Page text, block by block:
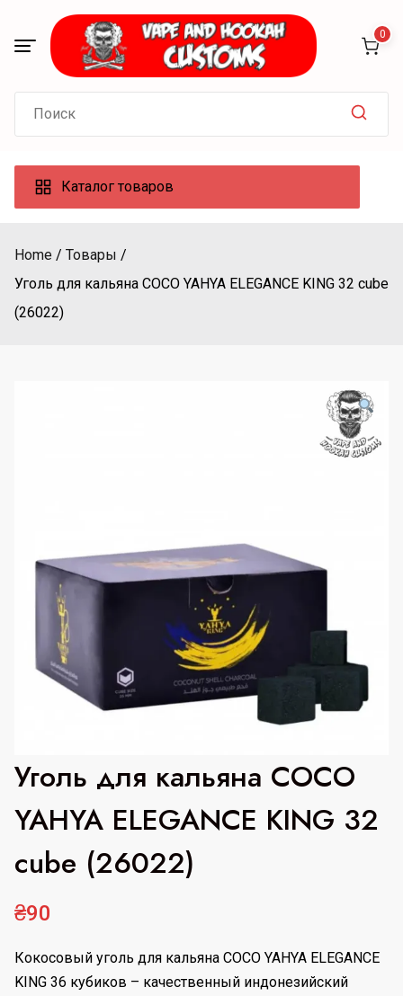
content
0
for:
Каталог товаров
Home
Товары
Уголь для кальяна COCO YAHYA ELEGANCE KING 32 cube
(26022)
Уголь для кальяна COCO
YAHYA ELEGANCE KING 32
cube (26022)
₴90
Кокосовый уголь для кальяна COCO YAHYA ELEGANCE
KING 36 кубиков – качественный индонезийский